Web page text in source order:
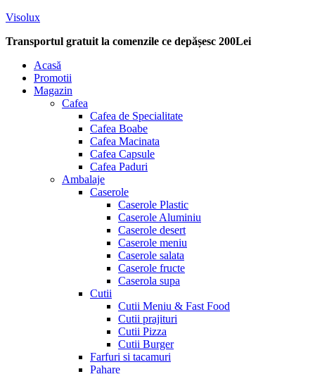
Visolux
Transportul gratuit la comenzile ce depășesc 200Lei
Menu
Acasă
Promotii
Magazin
Cafea
Cafea de Specialitate
Cafea Boabe
Cafea Macinata
Cafea Capsule
Cafea Paduri
Ambalaje
Caserole
Caserole Plastic
Caserole Aluminiu
Caserole desert
Caserole meniu
Caserole salata
Caserole fructe
Caserola supa
Cutii
Cutii Meniu & Fast Food
Cutii prajituri
Cutii Pizza
Cutii Burger
Farfuri si tacamuri
Pahare